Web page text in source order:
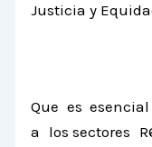
Justicia y
Que es
a los sectores